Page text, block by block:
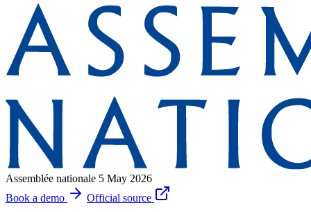
Assemblée nationale 5 May 2026
Book a demo
Official source